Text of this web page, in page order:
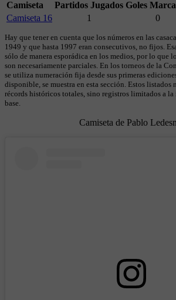
Camiseta Partidos Jugados Goles
Camiseta 16
1 0
Hay que tener en cuenta que los números en las
1949 y que hasta 1997 eran consecutivos, no fijos.
sólo de manera esporádica en los medios, por lo que
son necesariamente parciales. En los torneos de la
se utiliza numeración fija desde sus primeras
disponible, se muestra en esta sección. Estos listados
récords históricos totales, sino registros limitados a
base.
Camiseta de Pablo